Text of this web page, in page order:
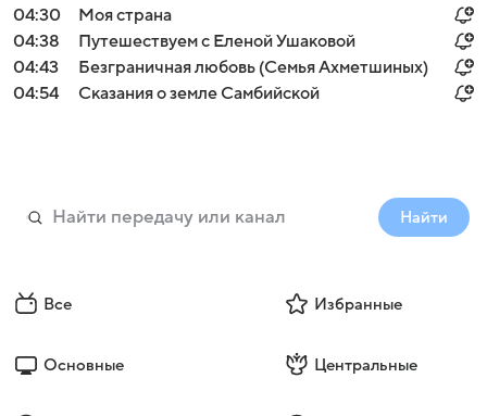
04:30
Моя страна
04:38
Путешествуем с Еленой Ушаковой
04:43
Безграничная любовь (Семья Ахметшиных)
04:54
Сказания о земле Самбийской
Найти
Все Избранные
Основные Центральные